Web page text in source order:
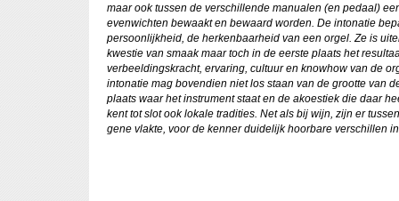
maar ook tussen de verschillende manualen (en pedaal)
evenwichten bewaakt en bewaard worden. De intonatie
persoonlijkheid, de herkenbaarheid van een orgel. Ze is
kwestie van smaak maar toch in de eerste plaats het
verbeeldingskracht, ervaring, cultuur en knowhow van de
intonatie mag bovendien niet los staan van de grootte van
plaats waar het instrument staat en de akoestiek die daar
kent tot slot ook lokale tradities. Net als bij wijn, zijn er
gene vlakte, voor de kenner duidelijk hoorbare verschillen